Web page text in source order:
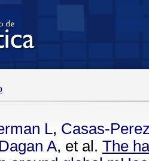
L, Casas-
Dagan A, et al. The